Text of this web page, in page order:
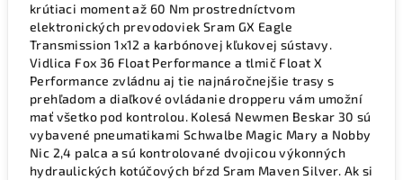
krútiaci moment až 60 Nm prostredníctvom
elektronických prevodoviek Sram GX Eagle
Transmission 1x12 a karbónovej kľukovej sústavy.
Vidlica Fox 36 Float Performance a tlmič Float X
Performance zvládnu aj tie najnáročnejšie trasy s
prehľadom a diaľkové ovládanie dropperu vám umožní
mať všetko pod kontrolou. Kolesá Newmen Beskar 30 sú
vybavené pneumatikami Schwalbe Magic Mary a Nobby
Nic 2,4 palca a sú kontrolované dvojicou výkonných
hydraulických kotúčových bŕzd Sram Maven Silver. Ak si